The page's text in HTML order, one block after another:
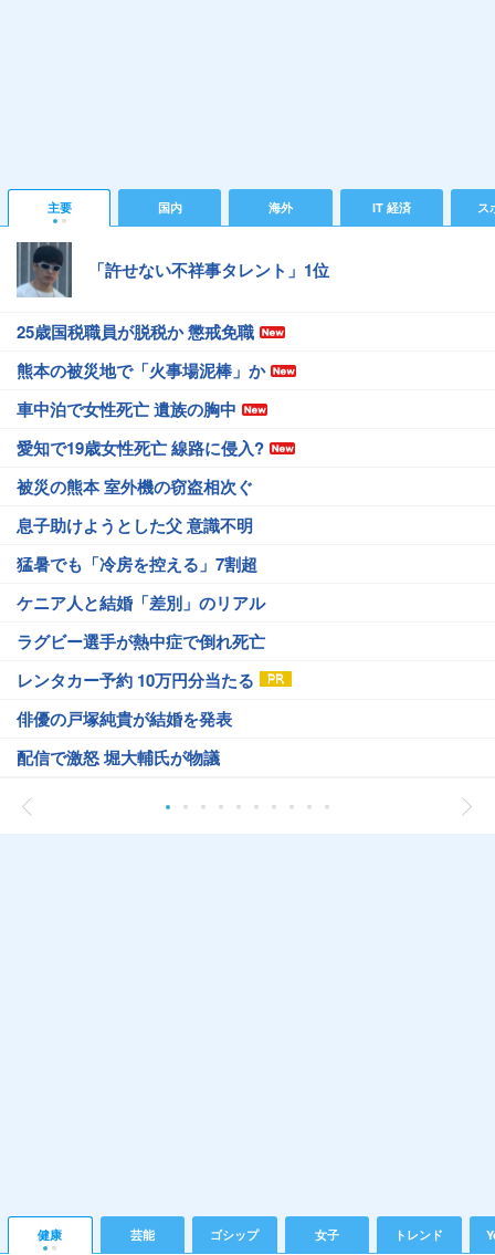
主要 国内 海外 IT 経済 ス
「許せない不祥事タレント」1位
25歳国税職員が脱税か 懲戒免職
熊本の被災地で「火事場泥棒」か
車中泊で女性死亡 遺族の胸中
愛知で19歳女性死亡 線路に侵入?
被災の熊本 室外機の窃盗相次ぐ
息子助けようとした父 意識不明
猛暑でも「冷房を控える」7割超
ケニア人と結婚「差別」のリアル
ラグビー選手が熱中症で倒れ死亡
レンタカー予約 10万円分当たる
俳優の戸塚純貴が結婚を発表
配信で激怒 堀大輔氏が物議
健康 芸能 ゴシップ 女子 トレンド